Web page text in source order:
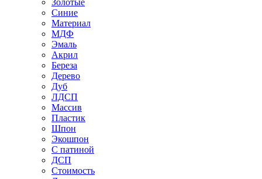
Золотые
Синие
Материал
МДФ
Эмаль
Акрил
Береза
Дерево
Дуб
ЛДСП
Массив
Пластик
Шпон
Экошпон
С патиной
ДСП
Стоимость